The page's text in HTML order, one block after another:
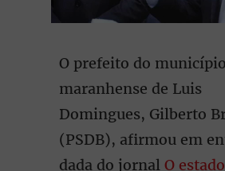
O prefeito do município
maranhense de Luis
Domingues, Gilberto
(PSDB), afirmou em
dada do jornal O